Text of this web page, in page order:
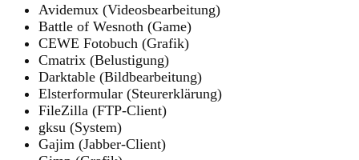
Avidemux (Videosbearbeitung)
Battle of Wesnoth (Game)
CEWE Fotobuch (Grafik)
Cmatrix (Belustigung)
Darktable (Bildbearbeitung)
Elsterformular (Steurerklärung)
FileZilla (FTP-Client)
gksu (System)
Gajim (Jabber-Client)